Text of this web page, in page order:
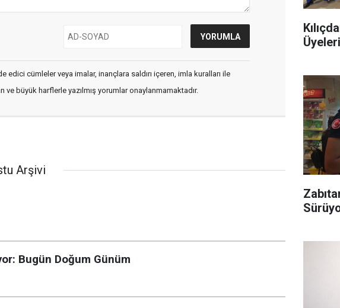
edici cümleler veya imalar, inançlara saldırı içeren, imla kuralları ile
ve büyük harflerle yazılmış yorumlar onaylanmamaktadır.
Arşivi
Bugün Doğum Günüm